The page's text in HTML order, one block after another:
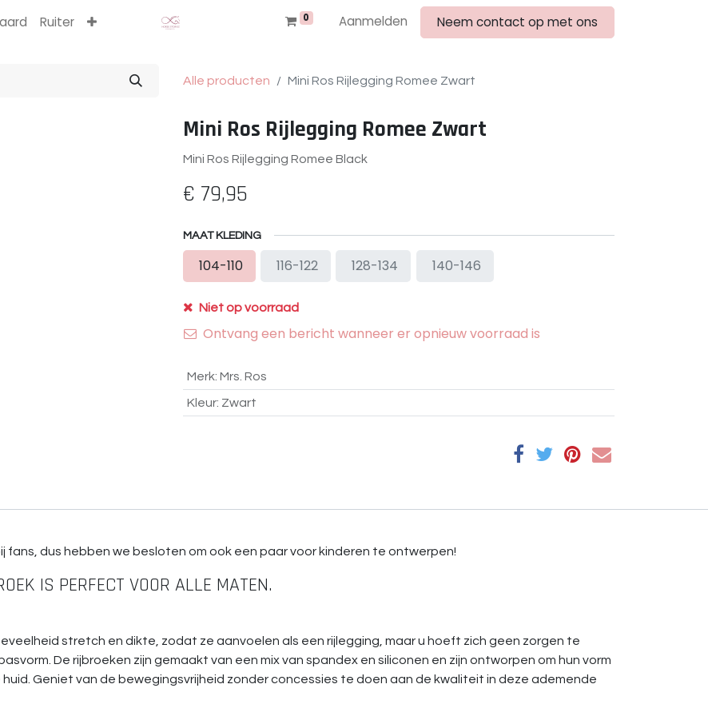
0 Aanmelden Neem contact op met ons
Ruiter
Alle producten Mini Ros Rijlegging Romee Zwart
Mini Ros Rijlegging Romee Zwart
Mini Ros Rijlegging Romee Black
€ 79,95
MAAT KLEDING
104-110 116-122 128-134 140-146
Niet op voorraad
Ontvang een bericht wanneer er opnieuw voorraad is
Merk: Mrs. Ros
Kleur: Zwart
fans, dus hebben we besloten om ook een paar voor kinderen te ontwerpen!
IS PERFECT VOOR ALLE MATEN.
stretch en dikte, zodat ze aanvoelen als een rijlegging, maar u hoeft zich geen zorgen te
De rijbroeken zijn gemaakt van een mix van spandex en siliconen en zijn ontworpen om hun vorm
Geniet van de bewegingsvrijheid zonder concessies te doen aan de kwaliteit in deze ademende